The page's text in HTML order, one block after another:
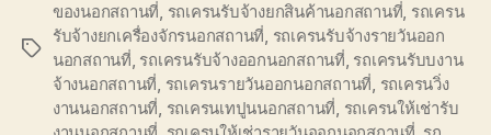
Tags
ของนอกสถานที่, รถเครนรับจ้างยกสินค้านอกสถานที่, รถเครน
รับจ้างยกเครื่องจักรนอกสถานที่, รถเครนรับจ้างรายวันออก
นอกสถานที่, รถเครนรับจ้างออกนอกสถานที่, รถเครนรับบงาน
จ้างนอกสถานที่, รถเครนรายวันออกนอกสถานที่, รถเครนวิ่ง
งานนอกสถานที่, รถเครนเทปูนนอกสถานที่, รถเครนให้เช่ารับ